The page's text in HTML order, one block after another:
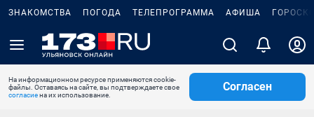
ЗНАКОМСТВА ПОГОДА ТЕЛЕПРОГРАММА АФИША
На информационном ресурсе применяются cookie-
файлы. Оставаясь на сайте, вы подтверждаете свое
согласиена их использование.
Согласен